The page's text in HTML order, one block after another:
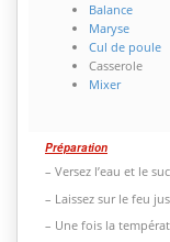
Balance
Maryse
Cul de poule
Casserole
Mixer
Préparation
– Versez l’eau et le
– Laissez sur le feu
– Une fois la